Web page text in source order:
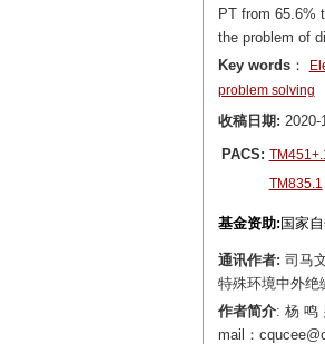
PT from 65.6%
the problem of
Key words：
problem solving
收稿日期:
PACS:
TM835.1
基金资助: 国家
通讯作者: 司马
特殊环境中外
作者简介: 杨 鸣
mail：